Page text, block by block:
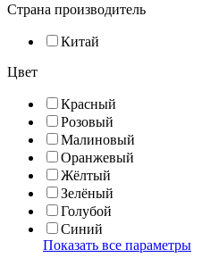
Страна производитель
Китай
Цвет
Красный
Розовый
Малиновый
Оранжевый
Жёлтый
Зелёный
Голубой
Синий
Показать все параметры